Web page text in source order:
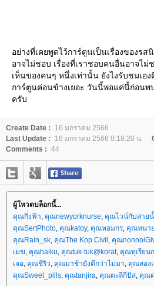
อย่างที่เคยพูดไว้การ์ตูนเป็นเรื่องของรส
อาจไม่ชอบ เรื่องที่เราชอบคนอื่นอาจไ
เห็นของคนๆ หนึ่งเท่านั้น ยังไงรับชมเอ
การ์ตูนค่อนข้างเยอะ วันนี้พอแค่นี้ก่อน
ครับ
Create Date :
16 มกราคม 2566
Last Update :
16 มกราคม 2566 0:18:20 น.
Comments : 44
ผู้โหวตบล็อกนี้...
คุณกิ่งฟ้า คุณnewyorknurse คุณไวน์กับสาย
คุณSertPhoto คุณkatoy, คุณหอมกร คุณทนา
คุณRain_sk คุณThe Kop Civil คุณ
เมฆ คุณhaiku คุณtuk-tuk@korat, คุณทุเรียน
เจอ คุณชีริว คุณมาช้ายังดีกว่าไม่มา คุณสอง
คุณSweet_pills คุณtanjira คุณตะลีกีปัส คุณด